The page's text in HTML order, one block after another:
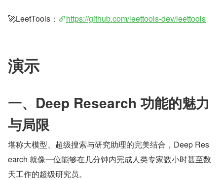
🚀LeetTools： https://github.com/leettools-dev/leettools
演示
一、Deep Research 功能的魅力
与局限
堪称大模型、超级搜索与研究助理的完美结合，Deep Res
earch 就像一位能够在几分钟内完成人类专家数小时甚至数
天工作的超级研究员。